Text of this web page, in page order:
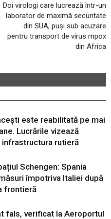
Doi virologi care lucrează într-un
laborator de maximă securitate
din SUA, puși sub acuzare
pentru transport de virus mpox
din Africa
este reabilitată pe mai
Lucrările vizează
infrastructura rutieră
Schengen: Spania
împotriva Italiei după
frontieră
fals, verificat la Aeroportul